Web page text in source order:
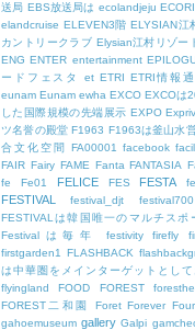
送局 EBS放送局は ecolandjeju
elandcruise ELEVEN3階 ELYSIAN江
カントリークラブ Elysian江村リゾー
ENG ENTER entertainment
ードフェスタ
et ETRI ETRI情報
eunam Eunam ewha EXCO EXCOは
した国際規模の先端展示 EXPO
ツ名誉の殿堂 F1963 F1963は釜山水
合文化空間
FA00001 facebook
FAIR Fairy FAME Fanta FANTASIA
fe
Fe01 FELICE FES FESTA
FESTIVAL festival_djt festival700
FESTIVALは韓国唯一のマルチスポ
Festivalは毎年
festivity firefly
firstgarden1
FLASHBACK
は中華圏をメインターゲットとして
flyingland
FOOD FOREST
FOREST二和園 Foret Forever Four
gahoemuseum gallery Galpi